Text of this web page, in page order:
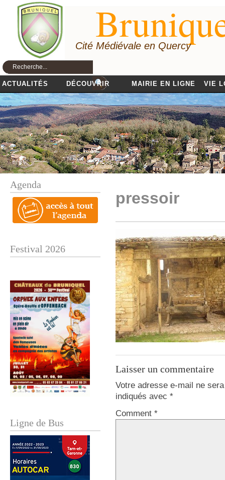
Cité Médiévale en Quercy
ACTUALITÉS DÉCOUVRIR MAIRIE EN LIGNE VIE
Agenda
Festival 2026
Ligne de Bus
pressoir
Laisser un commentaire
Votre adresse e-mail ne
indiqués avec *
Comment *